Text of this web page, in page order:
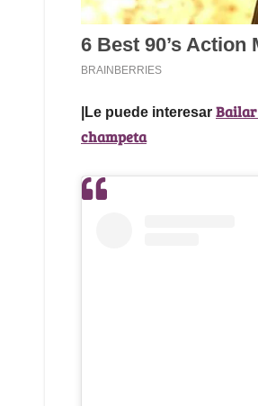
|Le puede interesar Bailar
champeta